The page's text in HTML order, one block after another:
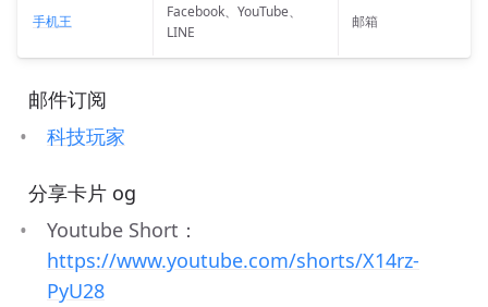
手机王
Facebook、YouTube、
LINE
邮箱
邮件订阅
科技玩家
分享卡片 og
Youtube Short：
https://www.youtube.com/shorts/X14rz-
PyU28